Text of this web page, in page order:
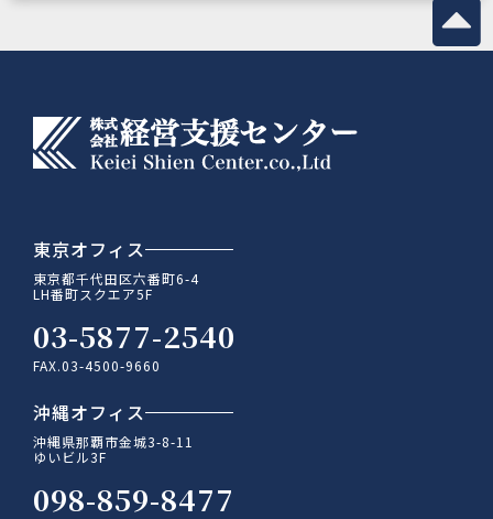
東京オフィス
東京都千代田区六番町6-4
LH番町スクエア5F
03-5877-2540
FAX.03-4500-9660
沖縄オフィス
沖縄県那覇市金城3-8-11
ゆいビル3F
098-859-8477